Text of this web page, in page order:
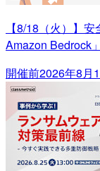
【8/18（火）】
Amazon Bedrock
開催前2026年8月